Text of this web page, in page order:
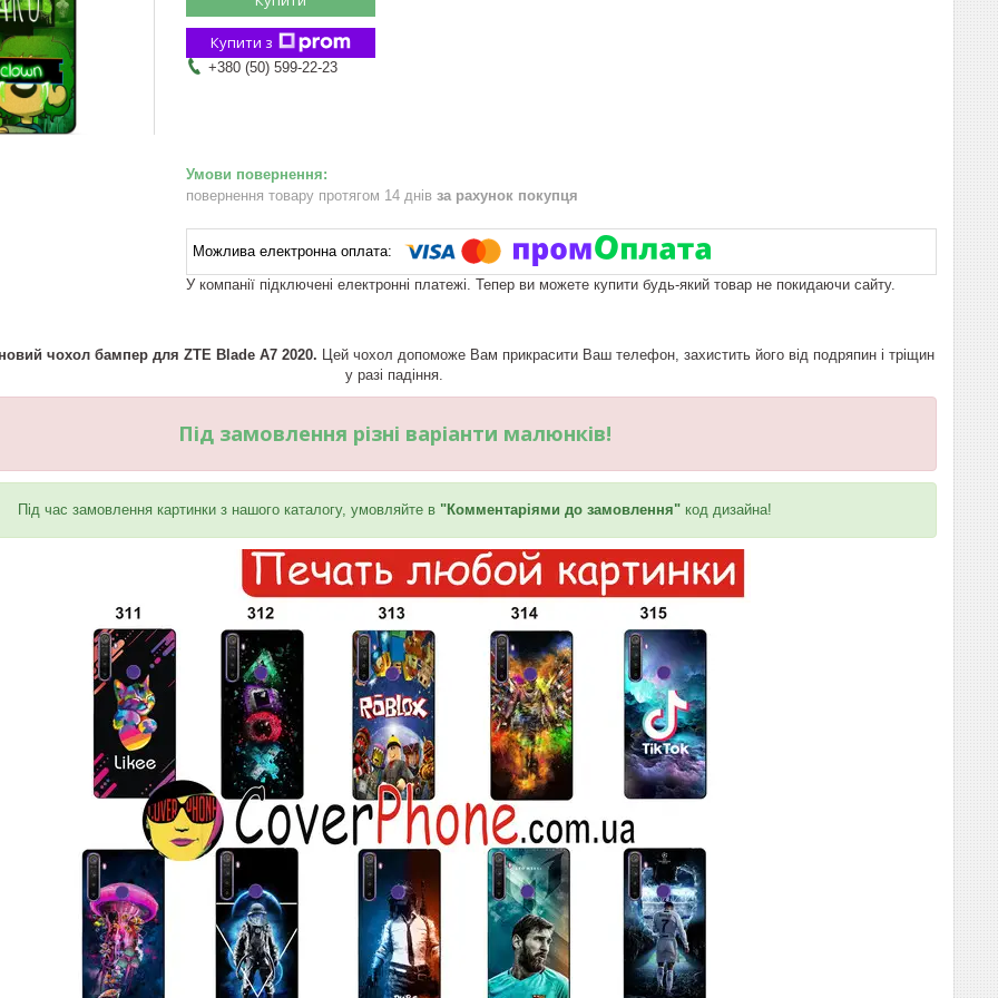
Купити з
+380 (50) 599-22-23
повернення товару протягом 14 днів за рахунок покупця
У компанії підключені електронні платежі. Тепер ви можете купити будь-який товар не покидаючи сайту.
чохол бампер для ZTE Blade A7 2020. Цей чохол допоможе Вам прикрасити Ваш телефон, захистить його від подряпин і тріщин
у разі падіння.
Під замовлення різні варіанти малюнків!
Під час замовлення картинки з нашого каталогу, умовляйте в "Комментаріями до замовлення"код дизайна!